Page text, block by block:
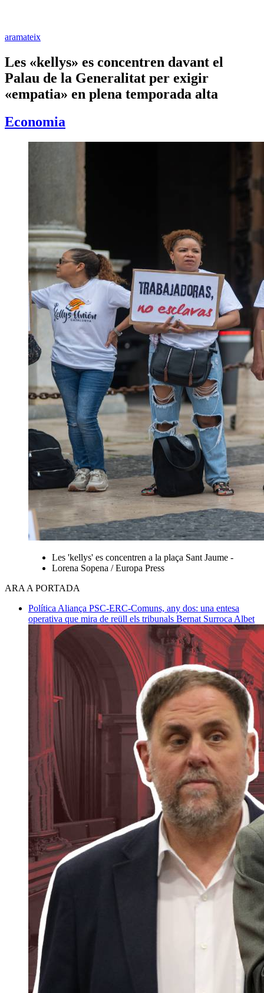
aramateix
Les «kellys» es concentren davant el
Palau de la Generalitat per exigir
«empatia» en plena temporada alta
Economia
Les 'kellys' es concentren a la plaça Sant Jaume -
Lorena Sopena / Europa Press
ARA A PORTADA
Política Aliança PSC-ERC-Comuns, any dos: una entesa
operativa que mira de reüll els tribunals Bernat Surroca Albet